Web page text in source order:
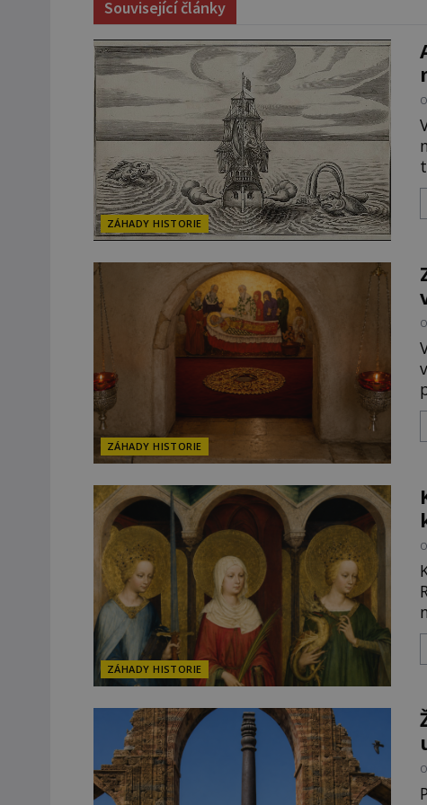
Související články
ZÁHADY HISTORIE
ZÁHADY HISTORIE
ZÁHADY HISTORIE